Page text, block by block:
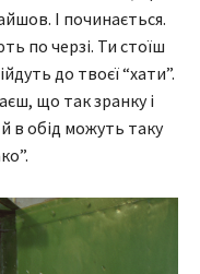
І починається.
по черзі. Ти стоїш
до твоєї “хати”.
що так зранку і
в обід можуть таку